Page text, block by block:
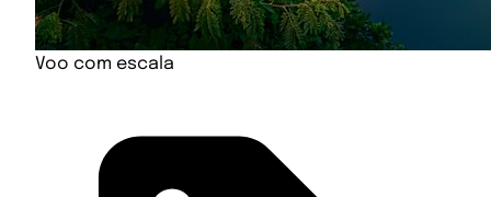
Voo com escala